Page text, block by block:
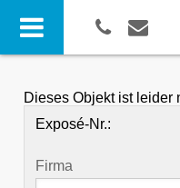
Dieses Objekt ist leider
Exposé-Nr.:
Firma